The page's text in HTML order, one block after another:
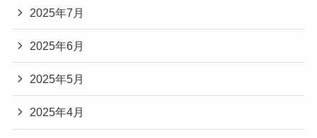
2025年7月
2025年6月
2025年5月
2025年4月